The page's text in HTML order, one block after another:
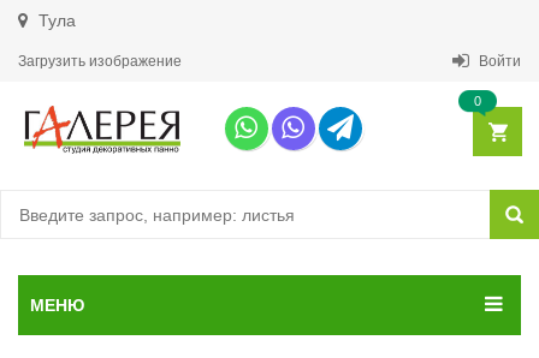
Тула
Загрузить изображение Войти
0
МЕНЮ